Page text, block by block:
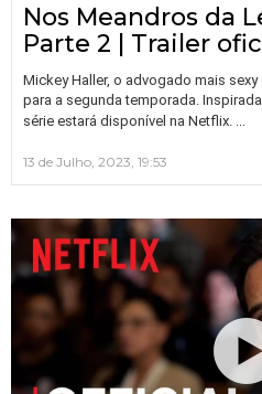
Nos Meandros da
Parte 2 | Trailer
Mickey Haller, o advogado mais
para a segunda temporada.
série estará disponível na Netflix.
13 de Julho, 2023, 19:53